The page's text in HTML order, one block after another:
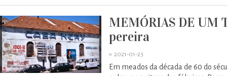
MEMÓRIAS DE UM
pereira
» 2021-01-23
Em meados da década de 60 do